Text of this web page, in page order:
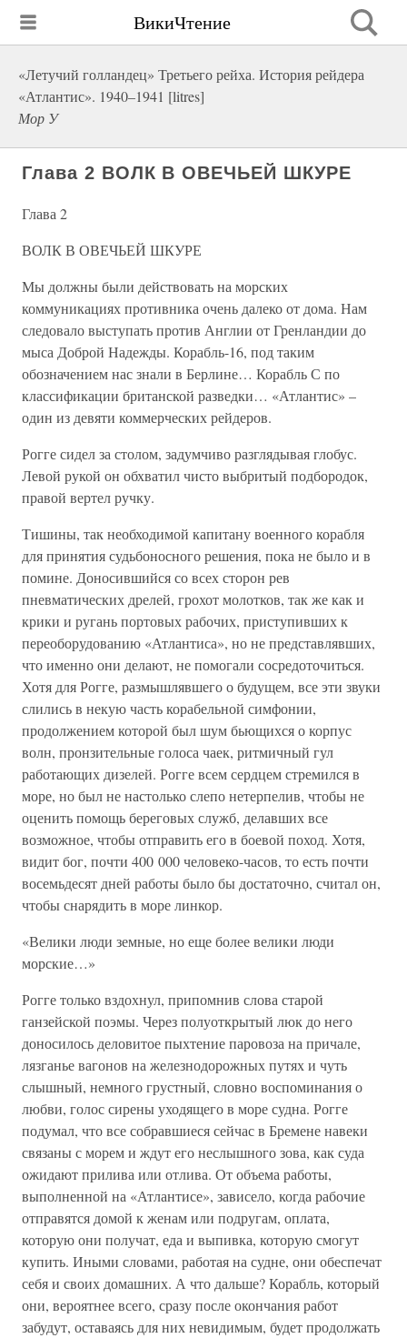
ВикиЧтение
«Летучий голландец» Третьего рейха. История рейдера
«Атлантис». 1940–1941 [litres]
Мор У
Глава 2 ВОЛК В ОВЕЧЬЕЙ ШКУРЕ
Глава 2
ВОЛК В ОВЕЧЬЕЙ ШКУРЕ
Мы должны были действовать на морских
коммуникациях противника очень далеко от дома. Нам
следовало выступать против Англии от Гренландии до
мыса Доброй Надежды. Корабль-16, под таким
обозначением нас знали в Берлине… Корабль С по
классификации британской разведки… «Атлантис» –
один из девяти коммерческих рейдеров.
Рогге сидел за столом, задумчиво разглядывая глобус.
Левой рукой он обхватил чисто выбритый подбородок,
правой вертел ручку.
Тишины, так необходимой капитану военного корабля
для принятия судьбоносного решения, пока не было и в
помине. Доносившийся со всех сторон рев
пневматических дрелей, грохот молотков, так же как и
крики и ругань портовых рабочих, приступивших к
переоборудованию «Атлантиса», но не представлявших,
что именно они делают, не помогали сосредоточиться.
Хотя для Рогге, размышлявшего о будущем, все эти звуки
слились в некую часть корабельной симфонии,
продолжением которой был шум бьющихся о корпус
волн, пронзительные голоса чаек, ритмичный гул
работающих дизелей. Рогге всем сердцем стремился в
море, но был не настолько слепо нетерпелив, чтобы не
оценить помощь береговых служб, делавших все
возможное, чтобы отправить его в боевой поход. Хотя,
видит бог, почти 400 000 человеко-часов, то есть почти
восемьдесят дней работы было бы достаточно, считал он,
чтобы снарядить в море линкор.
«Велики люди земные, но еще более велики люди
морские…»
Рогге только вздохнул, припомнив слова старой
ганзейской поэмы. Через полуоткрытый люк до него
доносилось деловитое пыхтение паровоза на причале,
лязганье вагонов на железнодорожных путях и чуть
слышный, немного грустный, словно воспоминания о
любви, голос сирены уходящего в море судна. Рогге
подумал, что все собравшиеся сейчас в Бремене навеки
связаны с морем и ждут его неслышного зова, как суда
ожидают прилива или отлива. От объема работы,
выполненной на «Атлантисе», зависело, когда рабочие
отправятся домой к женам или подругам, оплата,
которую они получат, еда и выпивка, которую смогут
купить. Иными словами, работая на судне, они обеспечат
себя и своих домашних. А что дальше? Корабль, который
они, вероятнее всего, сразу после окончания работ
забудут, оставаясь для них невидимым, будет продолжать